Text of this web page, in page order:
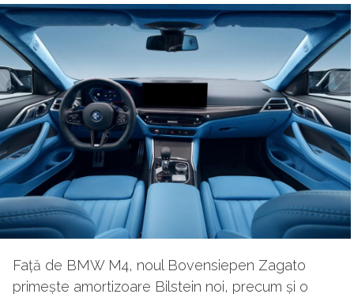
Față de BMW M4, noul Bovensiepen Zagato
primește amortizoare Bilstein noi, precum și o